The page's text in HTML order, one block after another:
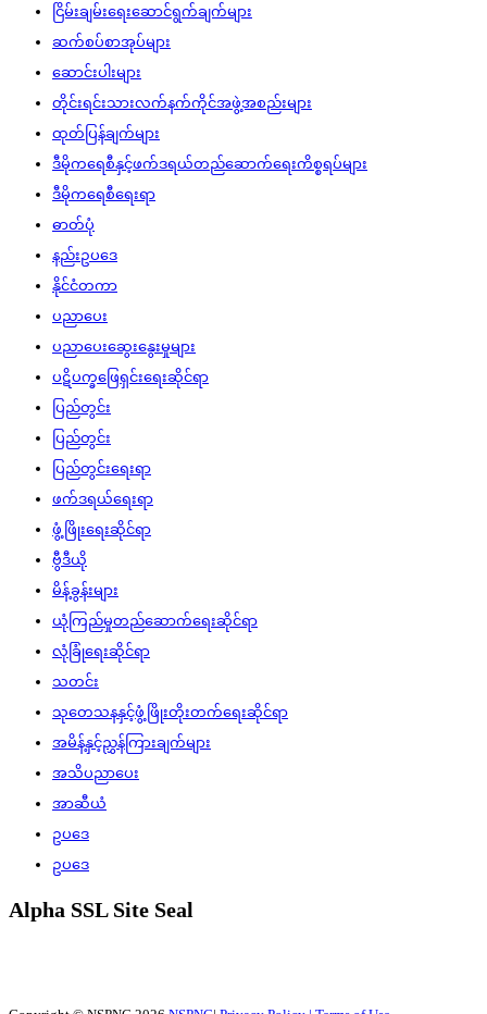
ငြိမ်းချမ်းရေးဆောင်ရွက်ချက်များ
ဆက်စပ်စာအုပ်များ
ဆောင်းပါးများ
တိုင်းရင်းသားလက်နက်ကိုင်အဖွဲ့အစည်းများ
ထုတ်ပြန်ချက်များ
ဒီမိုကရေစီနှင့်ဖက်ဒရယ်တည်ဆောက်‌ရေးကိစ္စရပ်များ
ဒီမိုကရေစီရေးရာ
ဓာတ်ပုံ
နည်းဥပဒေ
နိုင်ငံတကာ
ပညာပေး
ပညာပေးဆွေးနွေးမှုများ
ပဋိပက္ခဖြေရှင်းရေးဆိုင်ရာ
ပြည်တွင်း
ပြည်တွင်း
ပြည်တွင်းရေးရာ
ဖက်ဒရယ်ရေးရာ
ဖွံ့ဖြိုးရေးဆိုင်ရာ
ဗွီဒီယို
မိန့်ခွန်းများ
ယုံကြည်မှုတည်ဆောက်ရေးဆိုင်ရာ
လုံခြုံရေးဆိုင်ရာ
သတင်း
သုတေသနနှင့်ဖွံ့ဖြိုးတိုးတက်ရေးဆိုင်ရာ
အမိန့်နှင့်ညွှန်ကြားချက်များ
အသိပညာပေး
အာဆီယံ
ဥပဒေ
ဥပဒေ
Alpha SSL Site Seal